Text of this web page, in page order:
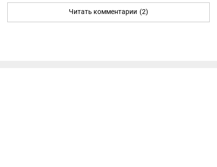
Читать комментарии (2)